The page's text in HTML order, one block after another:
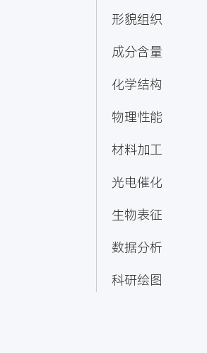
形貌组织
成分含量
化学结构
物理性能
材料加工
光电催化
生物表征
数据分析
科研绘图